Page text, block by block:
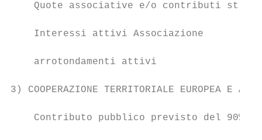
Quote associative e/o contributi
Interessi attivi Associazione
arrotondamenti attivi
3) COOPERAZIONE TERRITORIALE
Contributo pubblico previsto del 90%